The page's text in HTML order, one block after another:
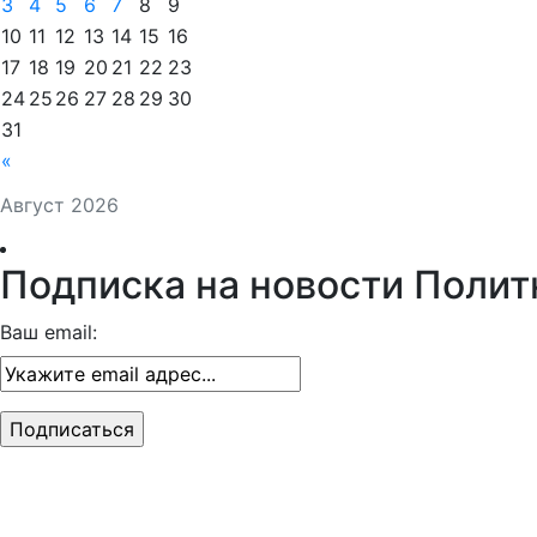
Август 2026
«
3
4 5 6 7 8
9
10 11 12 13 14 15 16
17 18 19 20 21 22 23
24 25 26 27 28 29 30
31
Подписка на новости
Ваш email: